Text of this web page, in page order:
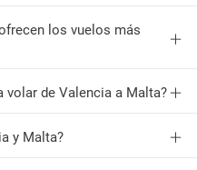
los vuelos más
volar de Valencia a Malta?
y Malta?